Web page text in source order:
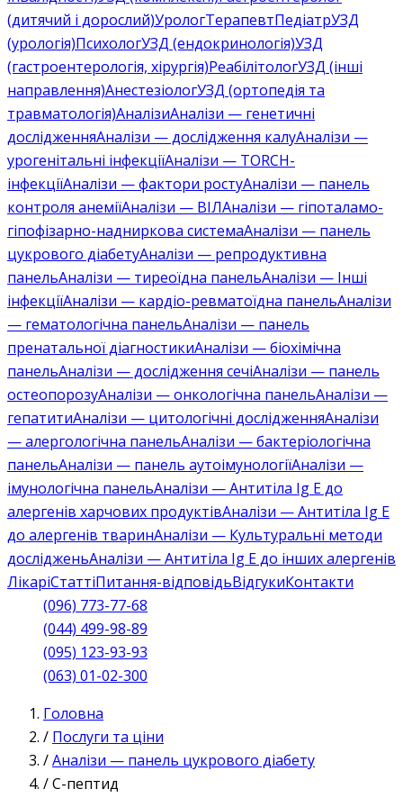
(дитячий і дорослий)УрологТерапевтПедіатрУЗД
(урологія)ПсихологУЗД (ендокринологія)УЗД
(гастроентерологія, хірургія)РеабілітологУЗД (інші
направлення)АнестезіологУЗД (ортопедія та
травматологія)АналізиАналізи — генетичні
дослідженняАналізи — дослідження калуАналізи —
урогенітальні інфекціїАналізи — TORCH-
інфекціїАналізи — фактори ростуАналізи — панель
контроля анеміїАналізи — ВІЛАналізи — гіпоталамо-
гіпофізарно-надниркова системаАналізи — панель
цукрового діабетуАналізи — репродуктивна
панельАналізи — тиреоїдна панельАналізи — Інші
інфекціїАналізи — кардіо-ревматоїдна панельАналізи
— гематологічна панельАналізи — панель
пренатальної діагностикиАналізи — біохімічна
панельАналізи — дослідження сечіАналізи — панель
остеопорозуАналізи — онкологічна панельАналізи —
гепатитиАналізи — цитологічні дослідженняАналізи
— алергологічна панельАналізи — бактеріологічна
панельАналізи — панель аутоімунологіїАналізи —
імунологічна панельАналізи — Антитіла Ig E до
алергенів харчових продуктівАналізи — Антитіла Ig E
до алергенів тваринАналізи — Культуральні методи
дослідженьАналізи — Антитіла Ig E до інших алергенів
ЛікаріСтаттіПитання-відповідьВідгукиКонтакти
(096) 773-77-68
(044) 499-98-89
(095) 123-93-93
(063) 01-02-300
Головна
/ Послуги та ціни
/Аналізи — панель цукрового діабету
/C-пептид